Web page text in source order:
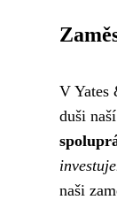
V Yates
duši
naši